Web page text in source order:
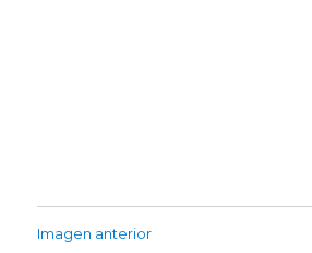
Imagen anterior